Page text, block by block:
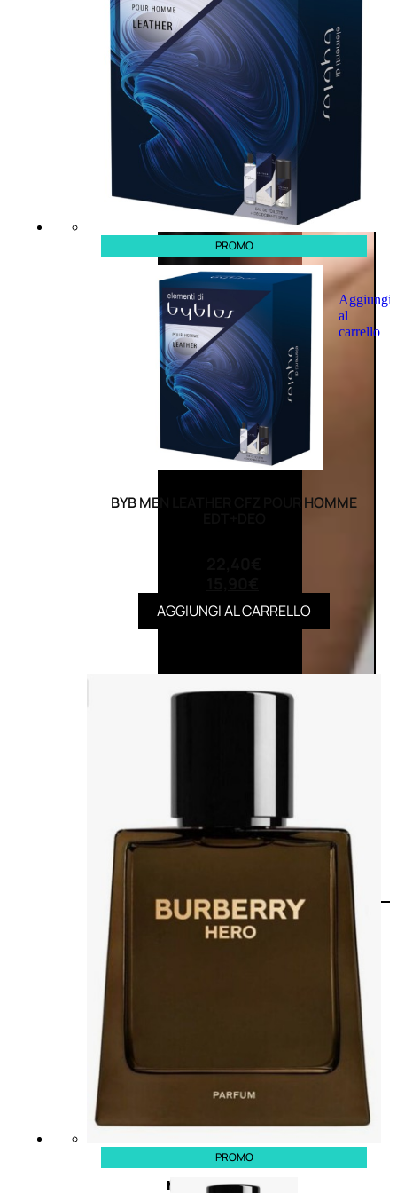
Aggiungi
al
carrello
PROMO
BYB MEN LEATHER CFZ POUR HOMME
AGGIUNGI AL CARRELLO
PROMO